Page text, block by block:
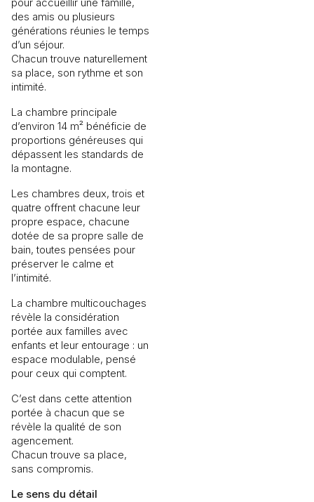
pour accueillir une famille,
des amis ou plusieurs
générations réunies le temps
d’un séjour.
Chacun trouve naturellement
sa place, son rythme et son
intimité.
La chambre principale
d’environ 14 m² bénéficie de
proportions généreuses qui
dépassent les standards de
la montagne.
Les chambres deux, trois et
quatre offrent chacune leur
propre espace, chacune
dotée de sa propre salle de
bain, toutes pensées pour
préserver le calme et
l’intimité.
La chambre multicouchages
révèle la considération
portée aux familles avec
enfants et leur entourage : un
espace modulable, pensé
pour ceux qui comptent.
C’est dans cette attention
portée à chacun que se
révèle la qualité de son
agencement.
Chacun trouve sa place,
sans compromis.
Le sens du détail